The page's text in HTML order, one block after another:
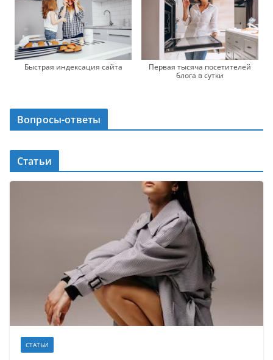
Быстрая индексация сайта
Первая тысяча посетителей
блога в сутки
Вопросы-ответы
Статьи
СТАТЬИ